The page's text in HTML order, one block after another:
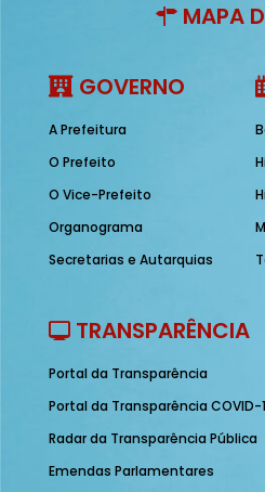
MAPA
GOVERNO
A Prefeitura
O Prefeito
O Vice-Prefeito
Organograma
Secretarias e Autarquias
TRANSPARÊNCIA
Portal da Transparência
Portal da Transparência COVID-
Radar da Transparência Pública
Emendas Parlamentares